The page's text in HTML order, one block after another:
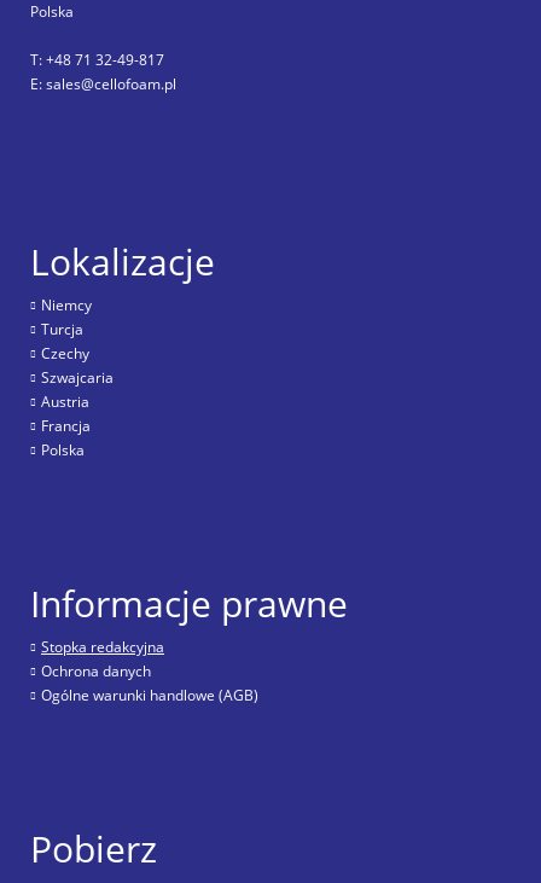
Polska
T: +48 71 32-49-817
E: sales@cellofoam.pl
Lokalizacje
Niemcy
Turcja
Czechy
Szwajcaria
Austria
Francja
Polska
Informacje prawne
Stopka redakcyjna
Ochrona danych
Ogólne warunki handlowe (AGB)
Pobierz